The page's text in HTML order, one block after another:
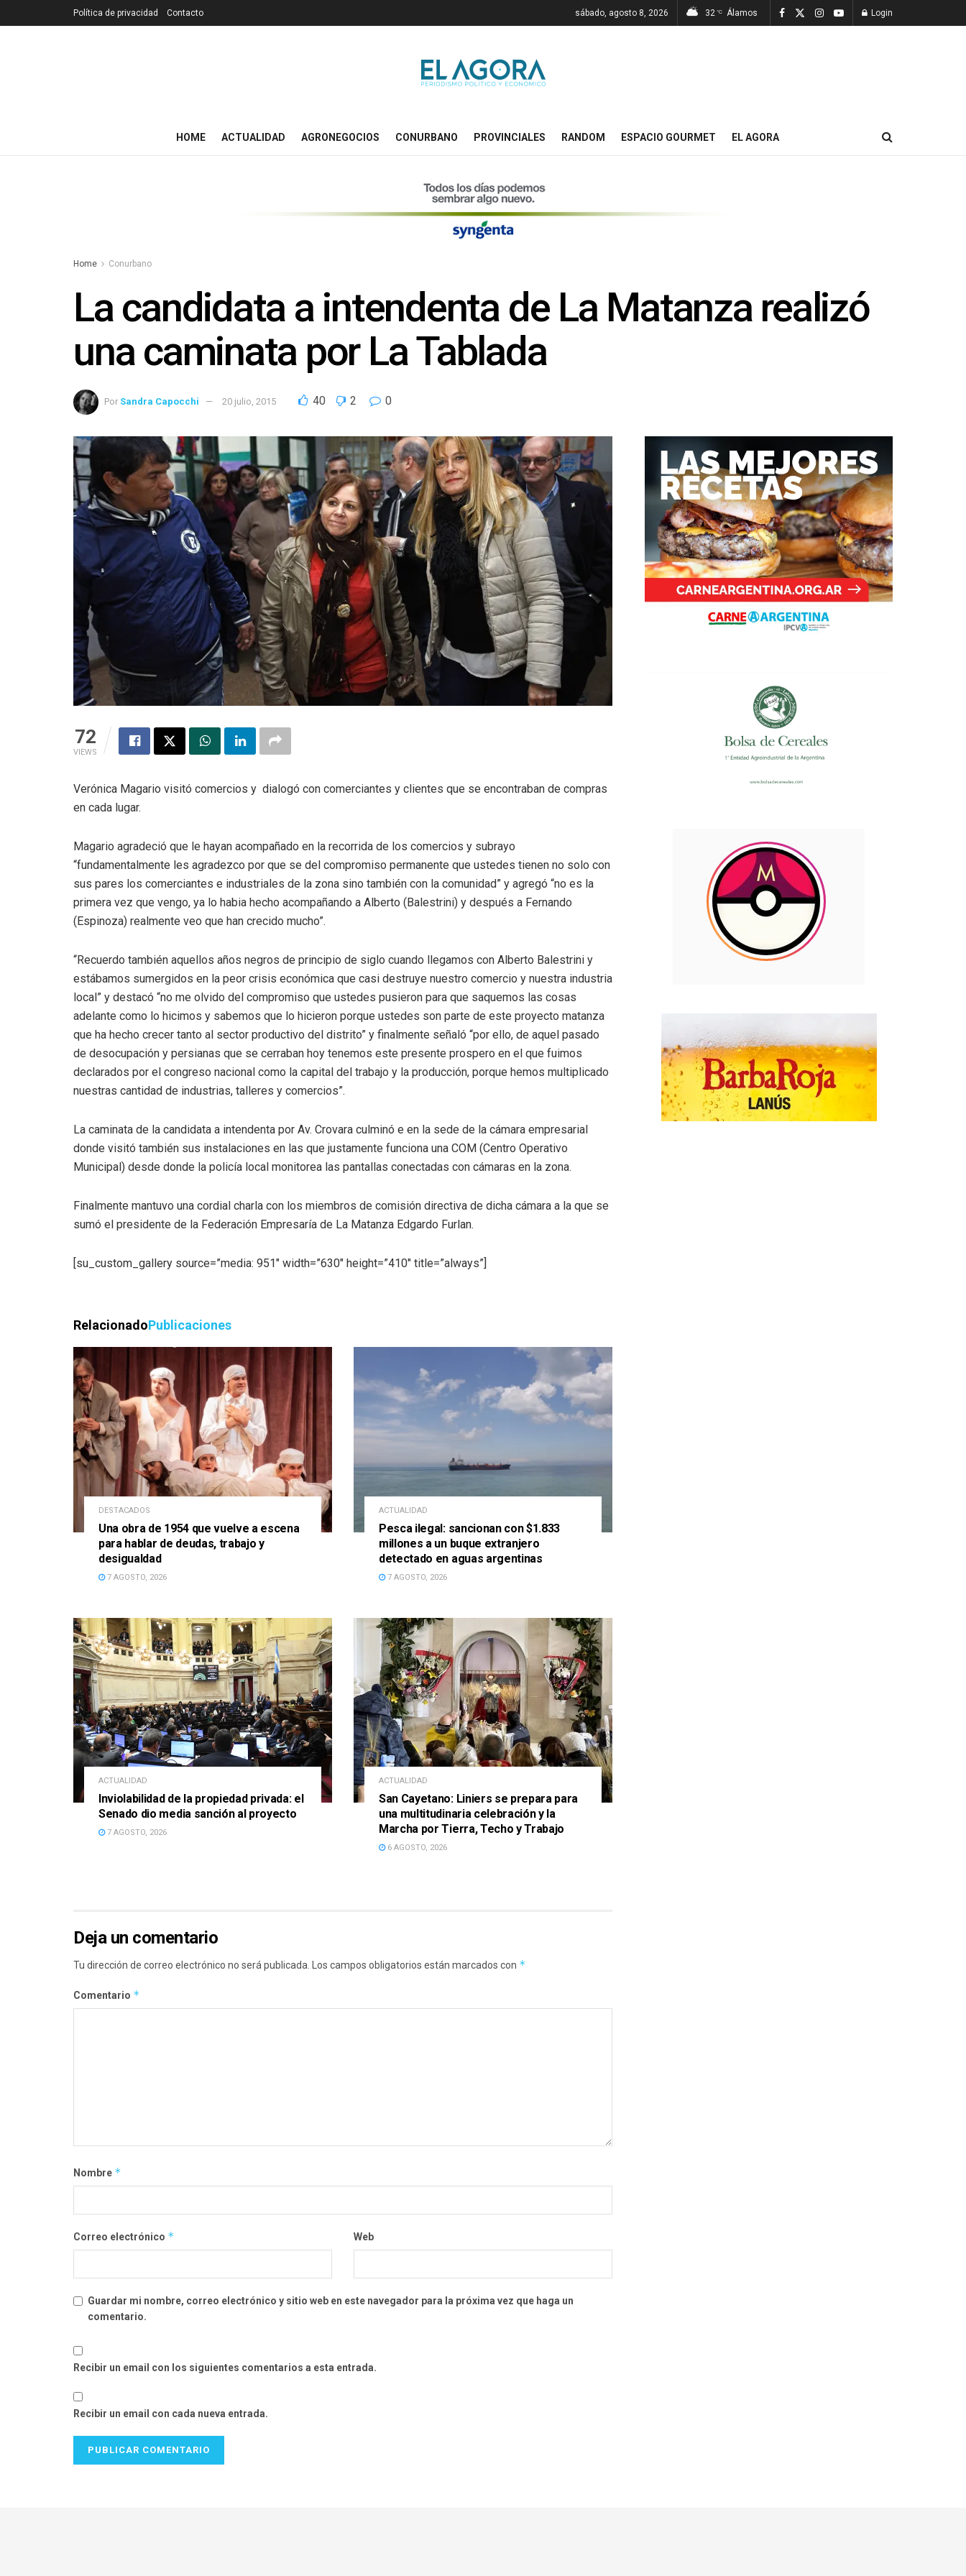
Política de privacidad Contacto sábado, agosto 8, 2026 32 °C Álamos Login
HOME ACTUALIDAD AGRONEGOCIOS CONURBANO PROVINCIALES RANDOM ESPACIO GOURMET EL AGORA
Home Conurbano
La candidata a intendenta de La Matanza realizó
una caminata por La Tablada
Por Sandra Capocchi 20 julio, 2015 40 2 0
72
VIEWS
Verónica Magario visitó comercios y dialogó con comerciantes y clientes que se encontraban de compras
en cada lugar.
Magario agradeció que le hayan acompañado en la recorrida de los comercios y subrayo
“fundamentalmente les agradezco por que se del compromiso permanente que ustedes tienen no solo con
sus pares los comerciantes e industriales de la zona sino también con la comunidad” y agregó “no es la
primera vez que vengo, ya lo habia hecho acompañando a Alberto (Balestrini) y después a Fernando
(Espinoza) realmente veo que han crecido mucho”.
“Recuerdo también aquellos años negros de principio de siglo cuando llegamos con Alberto Balestrini y
estábamos sumergidos en la peor crisis económica que casi destruye nuestro comercio y nuestra industria
local” y destacó “no me olvido del compromiso que ustedes pusieron para que saquemos las cosas
adelante como lo hicimos y sabemos que lo hicieron porque ustedes son parte de este proyecto matanza
que ha hecho crecer tanto al sector productivo del distrito” y finalmente señaló “por ello, de aquel pasado
de desocupación y persianas que se cerraban hoy tenemos este presente prospero en el que fuimos
declarados por el congreso nacional como la capital del trabajo y la producción, porque hemos multiplicado
nuestras cantidad de industrias, talleres y comercios”.
La caminata de la candidata a intendenta por Av. Crovara culminó e en la sede de la cámara empresarial
donde visitó también sus instalaciones en las que justamente funciona una COM (Centro Operativo
Municipal) desde donde la policía local monitorea las pantallas conectadas con cámaras en la zona.
Finalmente mantuvo una cordial charla con los miembros de comisión directiva de dicha cámara a la que se
sumó el presidente de la Federación Empresaría de La Matanza Edgardo Furlan.
[su_custom_gallery source=”media: 951″ width=”630″ height=”410″ title=”always”]
RelacionadoPublicaciones
DESTACADOS
Una obra de 1954 que vuelve a escena
para hablar de deudas, trabajo y
desigualdad
7 AGOSTO, 2026
ACTUALIDAD
Pesca ilegal: sancionan con $1.833
millones a un buque extranjero
detectado en aguas argentinas
7 AGOSTO, 2026
ACTUALIDAD
Inviolabilidad de la propiedad privada: el
Senado dio media sanción al proyecto
7 AGOSTO, 2026
ACTUALIDAD
San Cayetano: Liniers se prepara para
una multitudinaria celebración y la
Marcha por Tierra, Techo y Trabajo
6 AGOSTO, 2026
Deja un comentario
Tu dirección de correo electrónico no será publicada. Los campos obligatorios están marcados con *
Comentario *
Nombre *
Correo electrónico * Web
Guardar mi nombre, correo electrónico y sitio web en este navegador para la próxima vez que haga un
comentario.
Recibir un email con los siguientes comentarios a esta entrada.
Recibir un email con cada nueva entrada.